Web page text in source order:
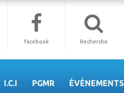
Facebook Recherche
I.C.I PGMR ÉVÉNEMENTS